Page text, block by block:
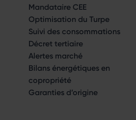
Mandataire CEE
Optimisation du Turpe
Suivi des consommations
Décret tertiaire
Alertes marché
Bilans énergétiques en
copropriété
Garanties d’origine